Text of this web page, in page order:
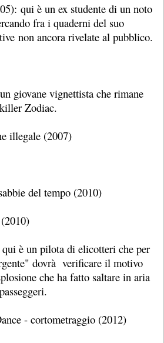
qui è un ex studente di un noto
fra i quaderni del suo
non ancora rivelate al pubblico.
giovane vignettista che rimane
Zodiac.
illegale (2007)
del tempo (2010)
è un pilota di elicotteri che per
dovrà verificare il motivo
che ha fatto saltare in aria
- cortometraggio (2012)